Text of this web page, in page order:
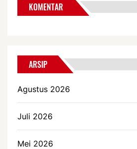
KOMENTAR
ARSIP
Agustus 2026
Juli 2026
Mei 2026